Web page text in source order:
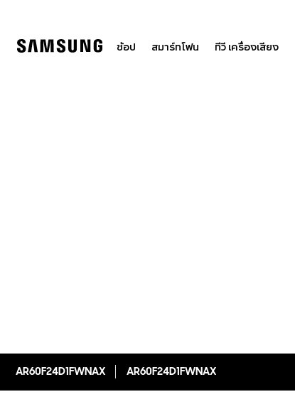
ช้อป สมาร์ทโฟน ทีวี เครื่องเสียง
AR60F24D1FWNAX AR60F24D1FWNAX